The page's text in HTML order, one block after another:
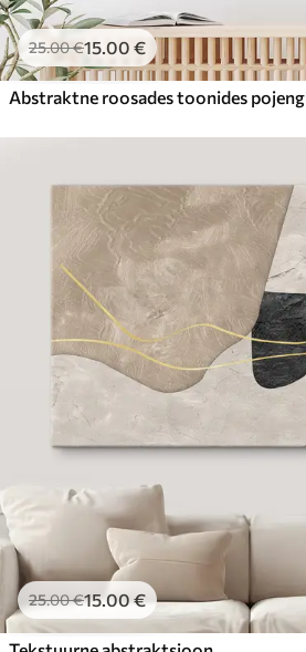
25.00€15.00 €
25.00€15.00€